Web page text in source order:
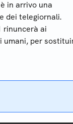
in arrivo una
dei telegiornali.
rinuncerà ai
umani, per